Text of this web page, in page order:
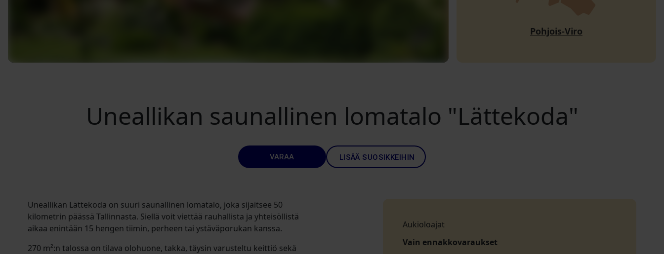
Pohjois-Viro
Uneallikan saunallinen lomatalo "Lättekoda"
VARAA LISÄÄ SUOSIKKEIHIN
Uneallikan Lättekoda on suuri saunallinen lomatalo, joka sijaitsee 50
kilometrin päässä Tallinnasta. Siellä voit viettää rauhallista ja yhteisöllistä
aikaa enintään 15 hengen tiimin, perheen tai ystäväporukan kanssa.
270 m²:n talossa on tilava olohuone, takka, täysin varusteltu keittiö sekä
Aukioloajat
Vain ennakkovaraukset